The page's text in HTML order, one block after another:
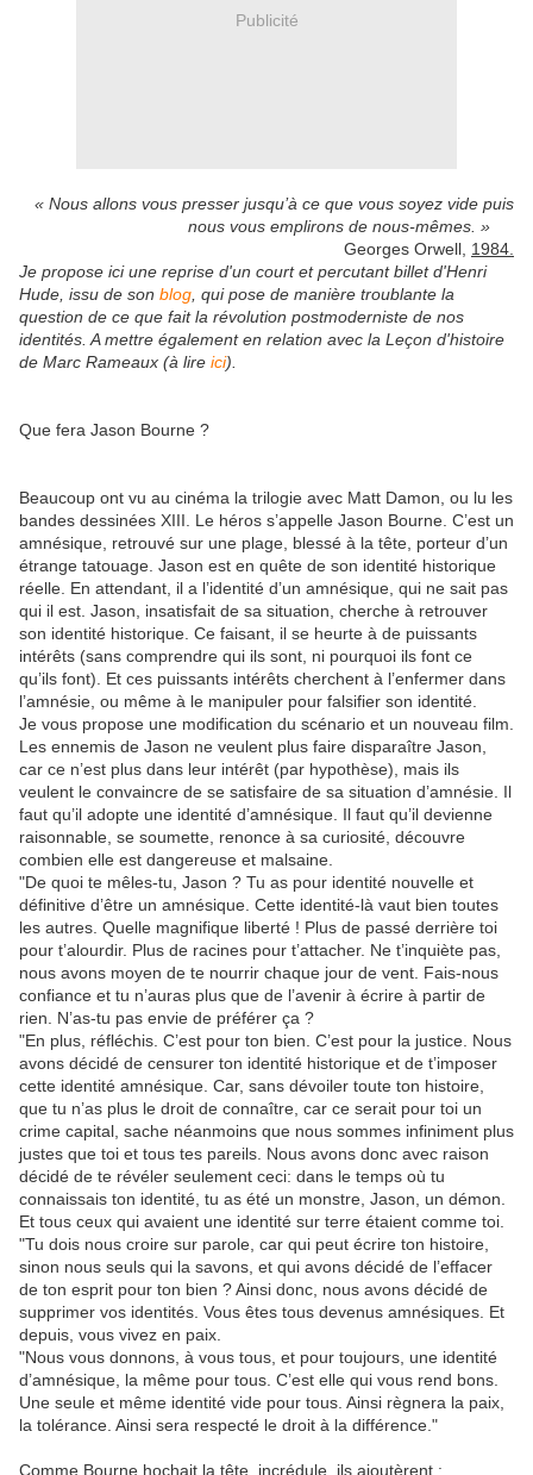
Publicité
« Nous allons vous presser jusqu’à ce que vous soyez vide puis
nous vous emplirons de nous-mêmes. »
Georges Orwell, 1984.
Je propose ici une reprise d'un court et percutant billet d'Henri
Hude, issu de son blog , qui pose de manière troublante la
question de ce que fait la révolution postmoderniste de nos
identités. A mettre également en relation avec la Leçon d'histoire
de Marc Rameaux (à lire ici).
Que fera Jason Bourne ?
Beaucoup ont vu au cinéma la trilogie avec Matt Damon, ou lu les
bandes dessinées XIII. Le héros s’appelle Jason Bourne. C’est un
amnésique, retrouvé sur une plage, blessé à la tête, porteur d’un
étrange tatouage. Jason est en quête de son identité historique
réelle. En attendant, il a l’identité d’un amnésique, qui ne sait pas
qui il est. Jason, insatisfait de sa situation, cherche à retrouver
son identité historique. Ce faisant, il se heurte à de puissants
intérêts (sans comprendre qui ils sont, ni pourquoi ils font ce
qu’ils font). Et ces puissants intérêts cherchent à l’enfermer dans
l’amnésie, ou même à le manipuler pour falsifier son identité.
Je vous propose une modification du scénario et un nouveau film.
Les ennemis de Jason ne veulent plus faire disparaître Jason,
car ce n’est plus dans leur intérêt (par hypothèse), mais ils
veulent le convaincre de se satisfaire de sa situation d’amnésie. Il
faut qu’il adopte une identité d’amnésique. Il faut qu’il devienne
raisonnable, se soumette, renonce à sa curiosité, découvre
combien elle est dangereuse et malsaine.
"De quoi te mêles-tu, Jason ? Tu as pour identité nouvelle et
définitive d’être un amnésique. Cette identité-là vaut bien toutes
les autres. Quelle magnifique liberté ! Plus de passé derrière toi
pour t’alourdir. Plus de racines pour t’attacher. Ne t’inquiète pas,
nous avons moyen de te nourrir chaque jour de vent. Fais-nous
confiance et tu n’auras plus que de l’avenir à écrire à partir de
rien. N’as-tu pas envie de préférer ça ?
"En plus, réfléchis. C’est pour ton bien. C’est pour la justice. Nous
avons décidé de censurer ton identité historique et de t’imposer
cette identité amnésique. Car, sans dévoiler toute ton histoire,
que tu n’as plus le droit de connaître, car ce serait pour toi un
crime capital, sache néanmoins que nous sommes infiniment plus
justes que toi et tous tes pareils. Nous avons donc avec raison
décidé de te révéler seulement ceci: dans le temps où tu
connaissais ton identité, tu as été un monstre, Jason, un démon.
Et tous ceux qui avaient une identité sur terre étaient comme toi.
"Tu dois nous croire sur parole, car qui peut écrire ton histoire,
sinon nous seuls qui la savons, et qui avons décidé de l’effacer
de ton esprit pour ton bien ? Ainsi donc, nous avons décidé de
supprimer vos identités. Vous êtes tous devenus amnésiques. Et
depuis, vous vivez en paix.
"Nous vous donnons, à vous tous, et pour toujours, une identité
d’amnésique, la même pour tous. C’est elle qui vous rend bons.
Une seule et même identité vide pour tous. Ainsi règnera la paix,
la tolérance. Ainsi sera respecté le droit à la différence."
Comme Bourne hochait la tête, incrédule, ils ajoutèrent :